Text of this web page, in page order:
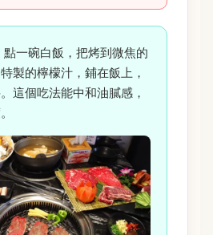
點一碗白飯，把烤到微焦的
製的檸檬汁，鋪在飯上，
這個吃法能中和油膩感，